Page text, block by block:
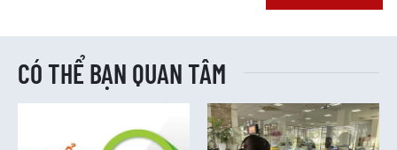
CÓ THỂ BẠN QUAN TÂM